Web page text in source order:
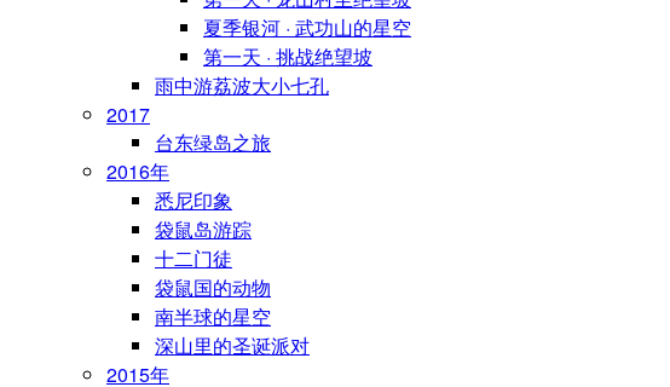
夏季银河 · 武功山的星空
第一天 · 挑战绝望坡
雨中游荔波大小七孔
2017
台东绿岛之旅
2016年
悉尼印象
袋鼠岛游踪
十二门徒
袋鼠国的动物
南半球的星空
深山里的圣诞派对
2015年